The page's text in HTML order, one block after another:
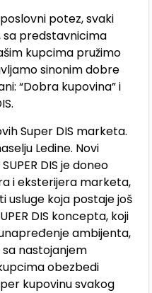
potez, svaki
predstavnicima
kupcima pružimo
sinonim dobre
“Dobra kupovina” i
Super DIS marketa.
Ledine. Novi
DIS je doneo
i eksterijera marketa,
usluge koja postaje još
DIS koncepta, koji
ambijenta,
sa nastojanjem
obezbedi
kupovinu svakog